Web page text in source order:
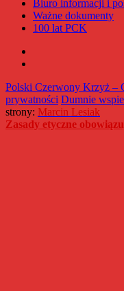
Biuro informacji i
Ważne dokumenty
100 lat PCK
Polski Czerwony Krzyż –
prywatności Dumnie
strony: Marcin Lesiak
Zasady etyczne